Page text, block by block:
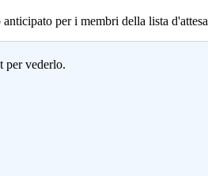
per i membri della lista
per vederlo.